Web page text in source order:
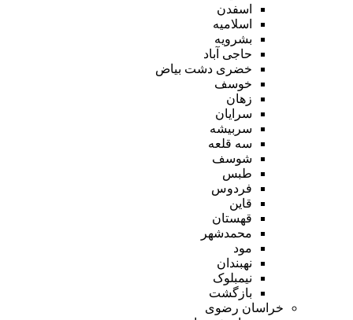
اسفدن
اسلامیه
بشرویه
حاجی آباد
خضری دشت بیاض
خوسف
زهان
سرایان
سربیشه
سه قلعه
شوسف
طبس
فردوس
قاین
قهستان
محمدشهر
مود
نهبندان
نیمبلوک
بازگشت
خراسان رضوی